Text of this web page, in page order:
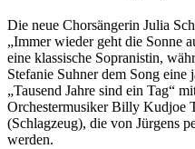
Die neue Chorsängerin Julia
„Immer wieder geht die Sonne
eine klassische Sopranistin,
Stefanie Suhner dem Song eine
„Tausend Jahre sind ein Tag“
Orchestermusiker Billy Kudjoe
(Schlagzeug), die von Jürgens
werden.